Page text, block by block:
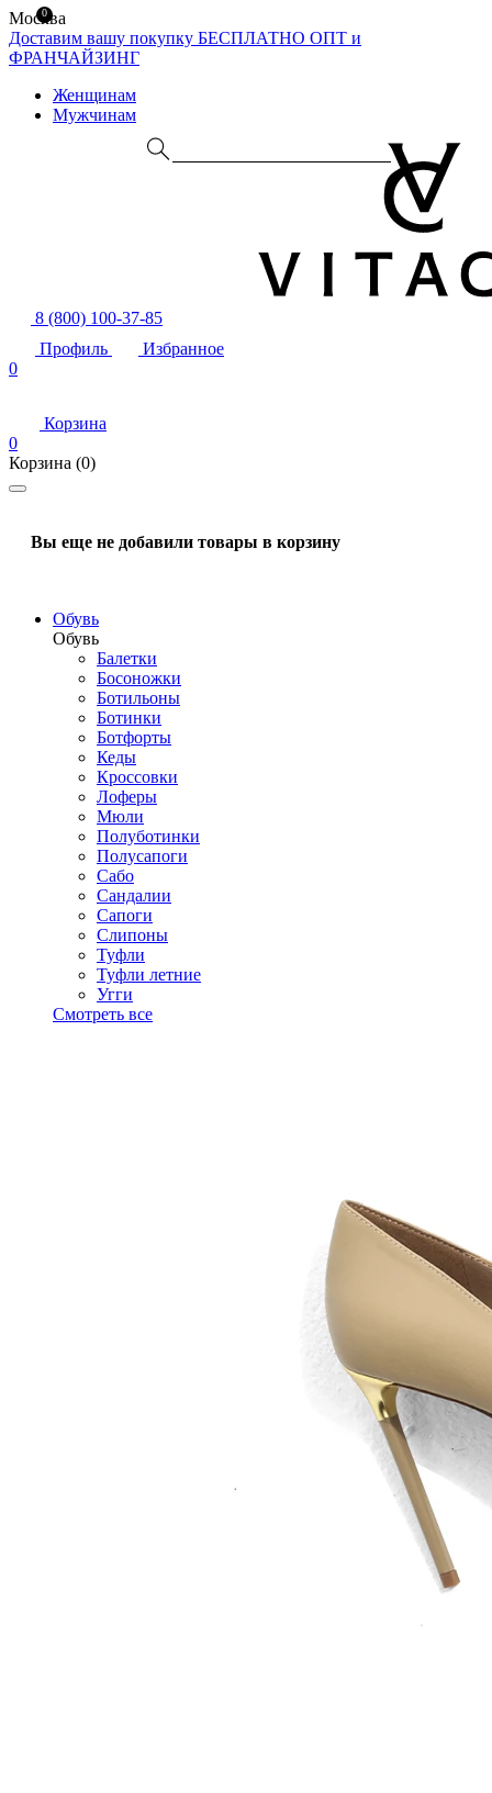
Москва
Доставим вашу покупку БЕСПЛАТНО ОПТ и
ФРАНЧАЙЗИНГ
Женщинам
Мужчинам
8 (800) 100-37-85
Профиль
Избранное
0
Корзина
0
Корзина (0)
Вы еще не добавили товары в корзину
Обувь
Обувь
Балетки
Босоножки
Ботильоны
Ботинки
Ботфорты
Кеды
Кроссовки
Лоферы
Мюли
Полуботинки
Полусапоги
Сабо
Сандалии
Сапоги
Слипоны
Туфли
Туфли летние
Угги
Смотреть все
0